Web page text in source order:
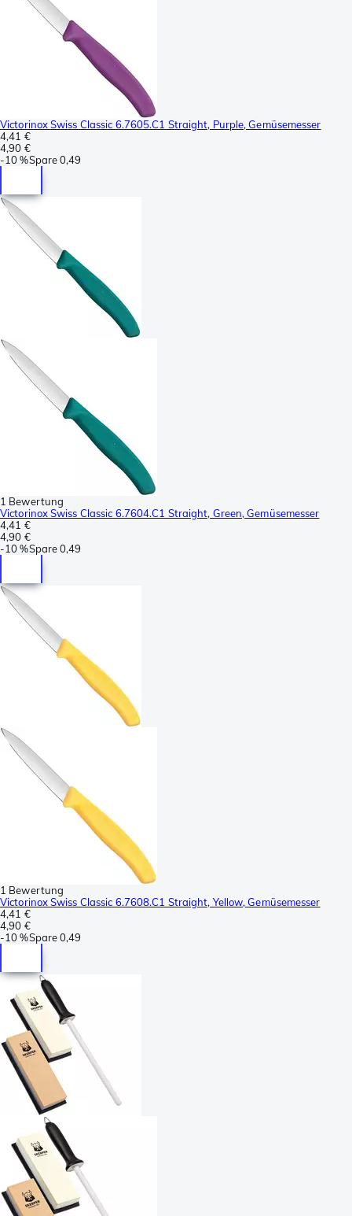
Victorinox Swiss Classic 6.7605.C1 Straight, Purple, Gemüsemesser
4,41 €
4,90 €
-10 %Spare0,49
1 Bewertung
Victorinox Swiss Classic 6.7604.C1 Straight, Green, Gemüsemesser
4,41 €
4,90 €
-10 %Spare0,49
1 Bewertung
Victorinox Swiss Classic 6.7608.C1 Straight, Yellow, Gemüsemesser
4,41 €
4,90 €
-10 %Spare0,49